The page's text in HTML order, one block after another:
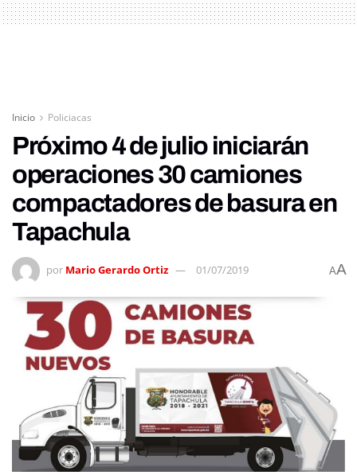
Inicio Policiacas
Próximo 4 de julio iniciarán
operaciones 30 camiones
compactadores de basura en
Tapachula
por Mario Gerardo Ortiz 01/07/2019 AA